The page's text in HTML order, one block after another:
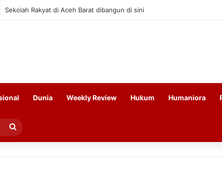
Capain rehabilitasi sawah di Aceh, Satgas PRR sebut hambatan utama
Dunia Weekly Review Hukum Humaniora
Cari